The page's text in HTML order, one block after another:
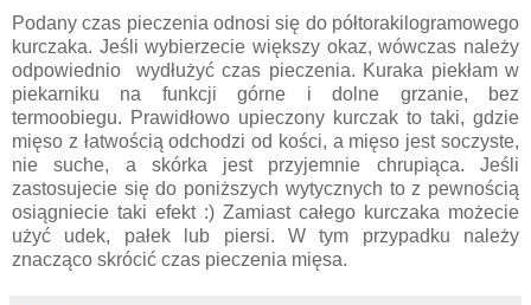
Podany czas pieczenia odnosi się do półtorakilogramowego
kurczaka. Jeśli wybierzecie większy okaz, wówczas należy
odpowiednio wydłużyć czas pieczenia. Kuraka piekłam w
piekarniku na funkcji górne i dolne grzanie, bez
termoobiegu. Prawidłowo upieczony kurczak to taki, gdzie
mięso z łatwością odchodzi od kości, a mięso jest soczyste,
nie suche, a skórka jest przyjemnie chrupiąca. Jeśli
zastosujecie się do poniższych wytycznych to z pewnością
osiągniecie taki efekt :) Zamiast całego kurczaka możecie
użyć udek, pałek lub piersi. W tym przypadku należy
znacząco skrócić czas pieczenia mięsa.